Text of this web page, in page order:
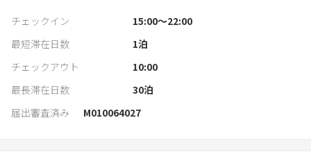
チェックイン
15:00〜22:00
最短滞在日数
1泊
チェックアウト
10:00
最長滞在日数
30泊
届出審査済み
M010064027